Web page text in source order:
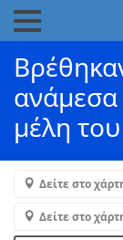
ανάμεσα
μέλη
Δείτε στο
Δείτε στο